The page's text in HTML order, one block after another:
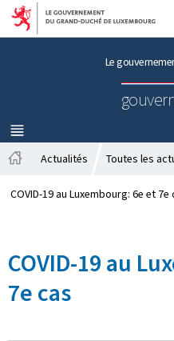
Aller au
Aller au
Le
MENU
PRINCIPAL
c
i
l
Actualités Toutes les
COVID-19 au Luxembourg: 6e et 7e
COVID-19 au
7e cas